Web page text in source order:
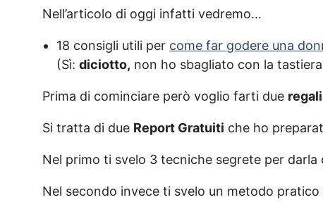
Nell’articolo di oggi infatti vedremo…
18 consigli utili per come far godere una
(Sì:diciotto, non ho sbagliato con la
Prima di cominciare però voglio farti due regali
Si tratta di due Report Gratuiti che ho
Nel primo ti svelo 3 tecniche segrete per darla
Nel secondo invece ti svelo un metodo